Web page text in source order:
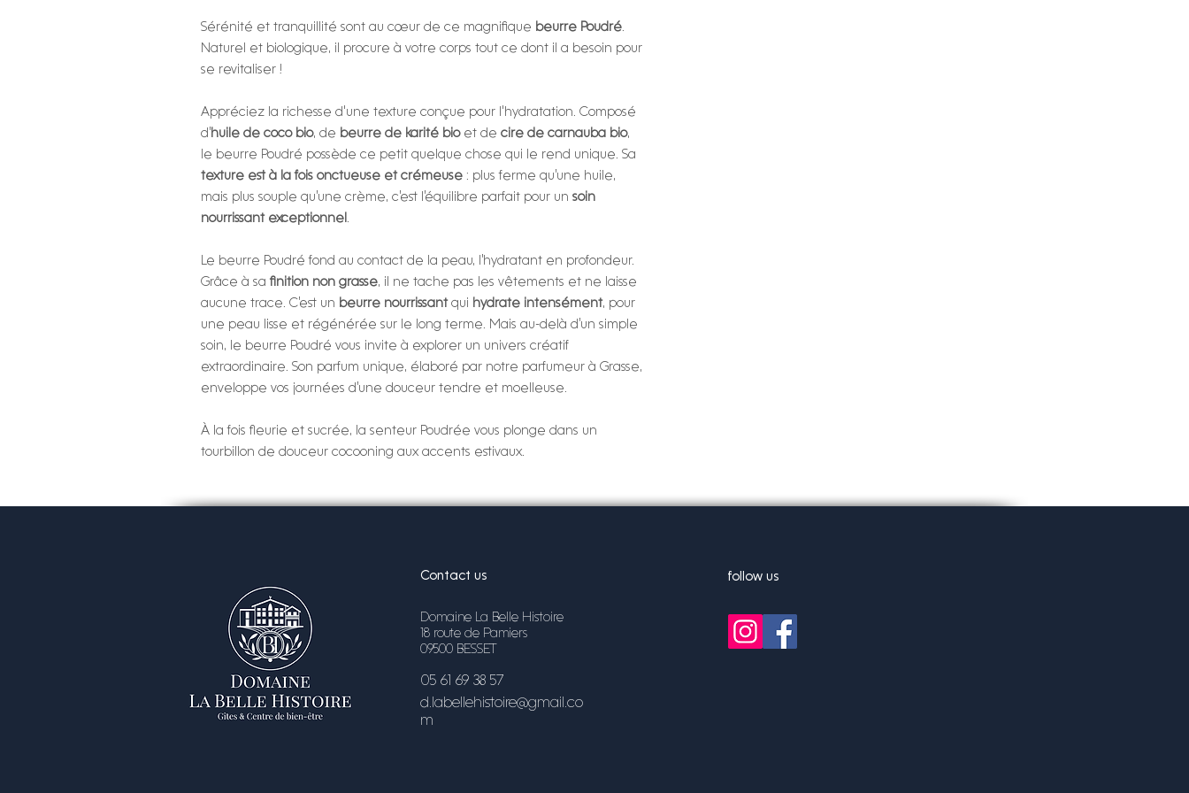
Sérénité et tranquillité sont au cœur de ce magnifique beurre Poudré.
Naturel et biologique, il procure à votre corps tout ce dont il a besoin pour
se revitaliser !
Appréciez la richesse d'une texture conçue pour l'hydratation. Composé
d’huile de coco bio, de beurre de karité bioet de cire de carnauba bio,
le beurre Poudré possède ce petit quelque chose qui le rend unique. Sa
texture est à la fois onctueuse et crémeuse : plus ferme qu’une huile,
mais plus souple qu’une crème, c’est l’équilibre parfait pour un soin
nourrissant exceptionnel .
Le beurre Poudré fond au contact de la peau, l’hydratant en profondeur.
Grâce à sa finition non grasse, il ne tache pas les vêtements et ne laisse
aucune trace. C’est un beurre nourrissantqui hydrate intensément, pour
une peau lisse et régénérée sur le long terme. Mais au-delà d’un simple
soin, le beurre Poudré vous invite à explorer un univers créatif
extraordinaire. Son parfum unique, élaboré par notre parfumeur à Grasse,
enveloppe vos journées d’une douceur tendre et moelleuse.
À la fois fleurie et sucrée, la senteur Poudrée vous plonge dans un
tourbillon de douceur cocooning aux accents estivaux.
Contact us
Domaine La Belle Histoire
18 route de Pamiers
09500 BESSET
05 61 69 38 57
d.labellehistoire@gmail.co
m
follow us